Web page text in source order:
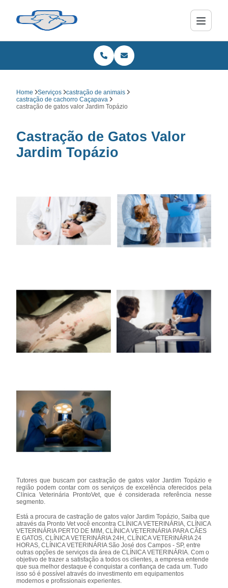
Home Serviços
castração de animais
castração de cachorro Caçapava
castração de gatos valor Jardim Topázio
Castração de Gatos Valor
Jardim Topázio
Tutores que buscam por castração de gatos valor Jardim Topázio e
região podem contar com os serviços de excelência oferecidos pela
Clínica Veterinária ProntoVet, que é considerada referência nesse
segmento.
Está a procura de castração de gatos valor Jardim Topázio, Saiba que
através da Pronto Vet você encontra CLÍNICA VETERINÁRIA, CLÍNICA
VETERINÁRIA PERTO DE MIM, CLÍNICA VETERINÁRIA PARA CÃES
E GATOS, CLÍNICA VETERINÁRIA 24H, CLÍNICA VETERINÁRIA 24
HORAS, CLÍNICA VETERINÁRIA São José dos Campos - SP, entre
outras opções de serviços da área de CLÍNICA VETERINÁRIA. Com o
objetivo de trazer a satisfação a todos os clientes, a empresa entende
que sua melhor destaque é conquistar a confiança de cada um. Tudo
isso só é possível através do investimento em equipamentos
modernos e profissionais experientes.